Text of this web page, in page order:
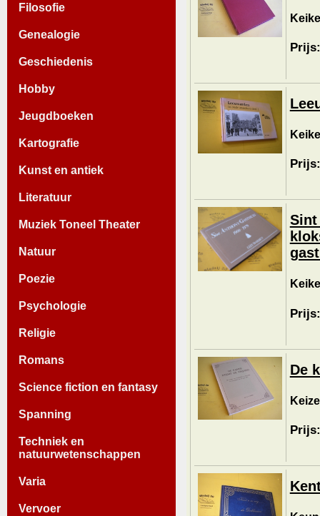
Filosofie
Genealogie
Geschiedenis
Hobby
Jeugdboeken
Kartografie
Kunst en antiek
Literatuur
Muziek Toneel Theater
Natuur
Poezie
Psychologie
Religie
Romans
Science fiction en fantasy
Spanning
Techniek en
natuurwetenschappen
Varia
Vervoer
Sint
De